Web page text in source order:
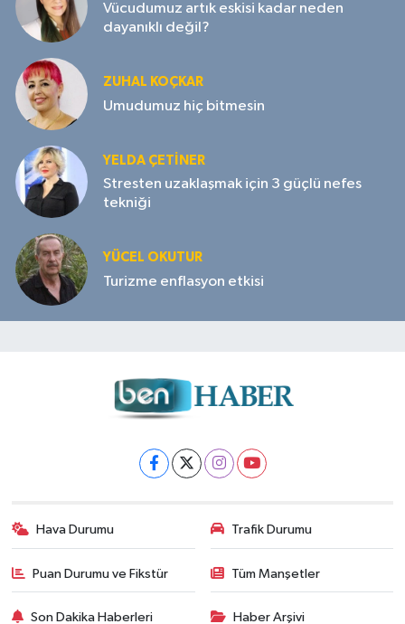
Vücudumuz artık eskisi kadar neden
dayanıklı değil?
ZUHAL KOÇKAR
Umudumuz hiç bitmesin
YELDA ÇETİNER
Stresten uzaklaşmak için 3 güçlü nefes
tekniği
YÜCEL OKUTUR
Turizme enflasyon etkisi
Hava Durumu Trafik Durumu
Puan Durumu ve Fikstür Tüm Manşetler
Son Dakika Haberleri Haber Arşivi